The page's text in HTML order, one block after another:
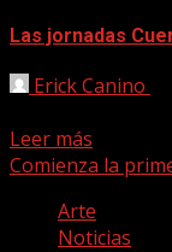
Las jornadas
Erick Canino
Leer más
Comienza la
Arte
Noticias